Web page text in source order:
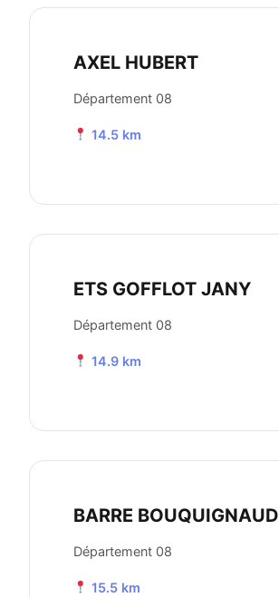
AXEL HUBERT
Département 08
14.5 km
ETS GOFFLOT JANY
Département 08
14.9 km
BARRE BOUQUIGNAUD
Département 08
15.5 km